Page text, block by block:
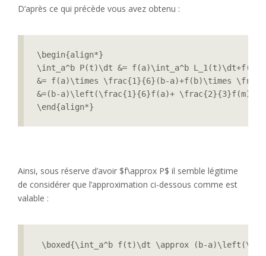
D’après ce qui précède vous avez obtenu :
\begin{align*}
\int_a^b P(t)\dt &= f(a)\int_a^b
&= f(a)\times \frac{1}{6}(b-a)+f(b)\times
&=(b-a)\left(\frac{1}{6}f(a)+
\end{align*}
Ainsi, sous réserve d’avoir $f\approx P$ il semble légitime
de considérer que l’approximation ci-dessous comme est
valable :
\boxed{\int_a^b f(t)\dt \approx (b-